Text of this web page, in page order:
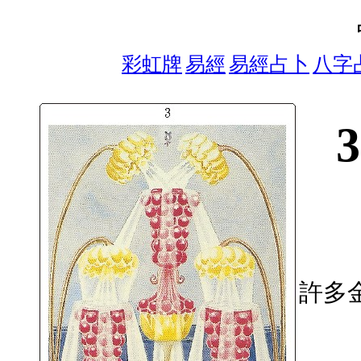
彩虹牌 易經 易經占卜 八字
許多